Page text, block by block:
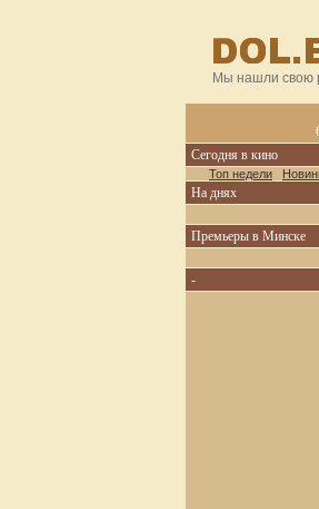
Мы нашли свою
Сегодня в кино
Топ недели
На днях
Премьеры в Минске
-